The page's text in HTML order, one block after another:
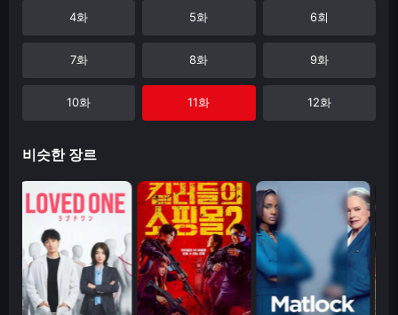
4화 5화 6회
7화 8화 9화
10화 11화 12화
비슷한 장르